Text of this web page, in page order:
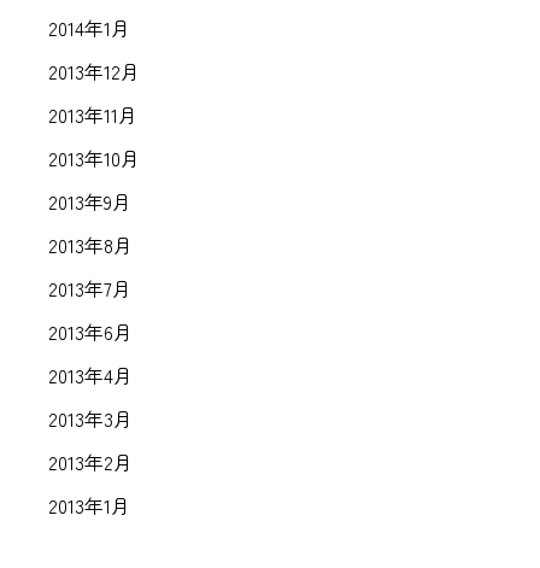
2014年1月
2013年12月
2013年11月
2013年10月
2013年9月
2013年8月
2013年7月
2013年6月
2013年4月
2013年3月
2013年2月
2013年1月